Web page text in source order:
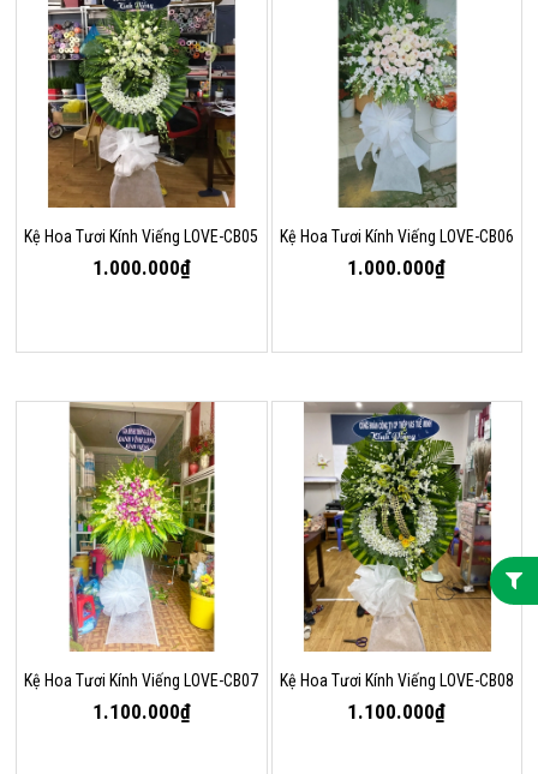
Kệ Hoa Tươi Kính Viếng LOVE-CB05
1.000.000₫
Kệ Hoa Tươi Kính Viếng LOVE-CB06
1.000.000₫
Kệ Hoa Tươi Kính Viếng LOVE-CB07
1.100.000₫
Kệ Hoa Tươi Kính Viếng LOVE-CB08
1.100.000₫